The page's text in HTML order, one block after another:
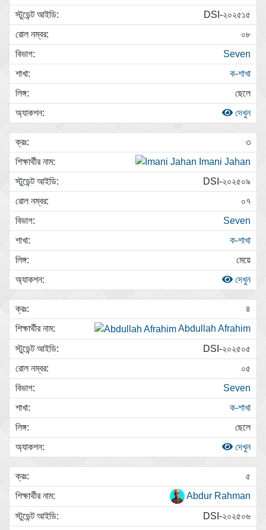
DSI-২০২৫১৫
০৮
Seven
ক-শাখা
ছেলে
দেখুন
৩
Imani Jahan
DSI-২০২৫০৯
০৭
Seven
ক-শাখা
মেয়ে
দেখুন
৪
Abdullah Afrahim
DSI-২০২৫০৫
০৫
Seven
ক-শাখা
ছেলে
দেখুন
৫
Abdur Rahman
DSI-২০২৫০৬